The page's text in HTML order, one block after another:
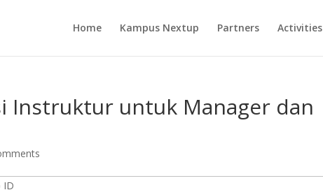
Home Kampus Nextup Partners Activities
Instruktur untuk Manager dan